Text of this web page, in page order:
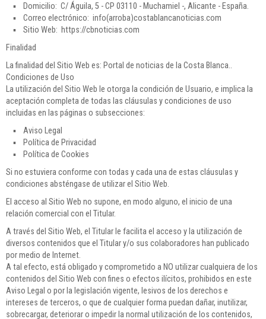
▪ Domicilio: C/ Águila, 5 - CP 03110 - Muchamiel -, Alicante - España.
▪ Correo electrónico: info(arroba)costablancanoticias.com
▪ Sitio Web: https://cbnoticias.com
Finalidad
La finalidad del Sitio Web es: Portal de noticias de la Costa Blanca..
Condiciones de Uso
La utilización del Sitio Web le otorga la condición de Usuario, e implica la
aceptación completa de todas las cláusulas y condiciones de uso
incluidas en las páginas o subsecciones:
▪ Aviso Legal
▪ Política de Privacidad
▪ Política de Cookies
Si no estuviera conforme con todas y cada una de estas cláusulas y
condiciones absténgase de utilizar el Sitio Web.
El acceso al Sitio Web no supone, en modo alguno, el inicio de una
relación comercial con el Titular.
A través del Sitio Web, el Titular le facilita el acceso y la utilización de
diversos contenidos que el Titular y/o sus colaboradores han publicado
por medio de Internet.
A tal efecto, está obligado y comprometido a NO utilizar cualquiera de los
contenidos del Sitio Web con fines o efectos ilícitos, prohibidos en este
Aviso Legal o por la legislación vigente, lesivos de los derechos e
intereses de terceros, o que de cualquier forma puedan dañar, inutilizar,
sobrecargar, deteriorar o impedir la normal utilización de los contenidos,